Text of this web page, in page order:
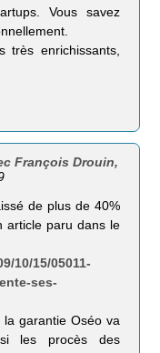
Vous savez
très enrichissants,
François Drouin,
de plus de 40%
article paru dans le
10/15/05011-
ses-
garantie Oséo va
les procès des